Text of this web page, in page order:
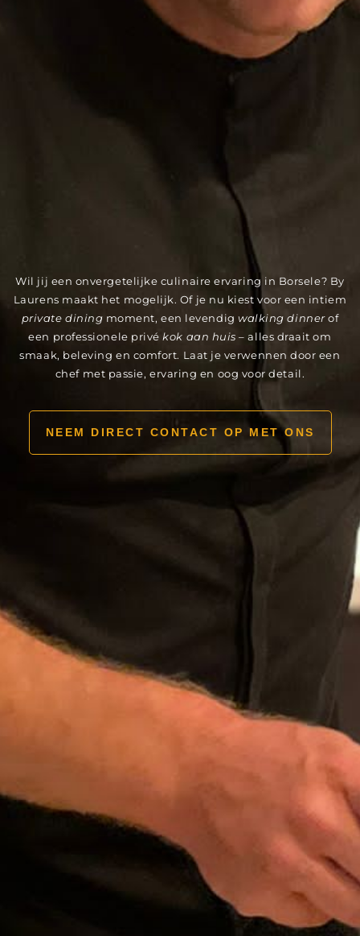
Wil jij een onvergetelijke culinaire ervaring in Borsele? By
Laurens maakt het mogelijk. Of je nu kiest voor een intiem
private dining moment, een levendigwalking dinnerof
een professionele privé kok aan huis – alles draait om
smaak, beleving en comfort. Laat je verwennen door een
chef met passie, ervaring en oog voor detail.
NEEM DIRECT CONTACT OP MET ONS